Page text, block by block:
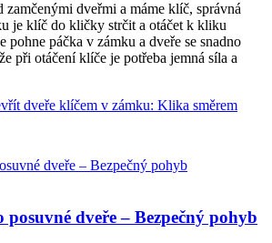
zamčenými dveřmi a máme klíč, správná
je klíč do kličky strčit a otáčet k kliku
pohne páčka v zámku a dveře se snadno
při otáčení klíče je potřeba jemná síla a
dveře klíčem v zámku: Klika směrem
posuvné dveře – Bezpečný pohyb